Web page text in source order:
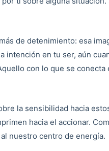
de detenimiento: esa
intención en tu ser, aún
con lo que se
la sensibilidad hacia
hacia el accionar.
nuestro centro de energía.